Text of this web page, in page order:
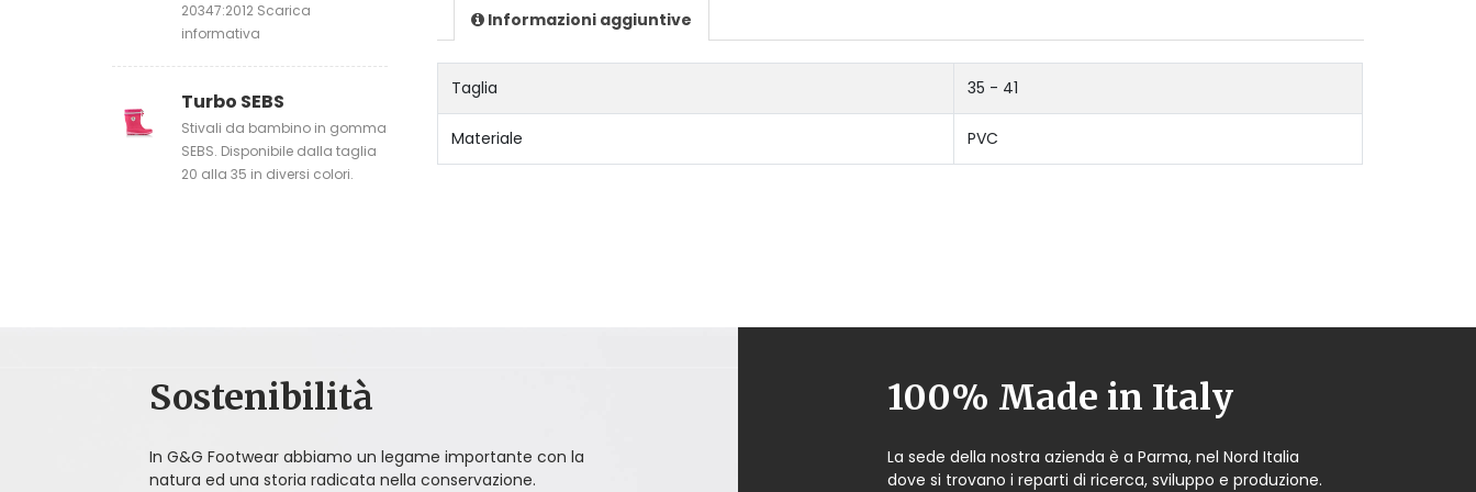
Informazioni aggiuntive
Taglia 35 - 41
Materiale PVC
20347:2012 Scarica
informativa
Turbo SEBS
Stivali da bambino in gomma
SEBS. Disponibile dalla taglia
20 alla 35 in diversi colori.
Sostenibilità
In G&G Footwear abbiamo un legame importante con la
natura ed una storia radicata nella conservazione.
100% Made in Italy
La sede della nostra azienda è a Parma, nel Nord Italia
dove si trovano i reparti di ricerca, sviluppo e produzione.